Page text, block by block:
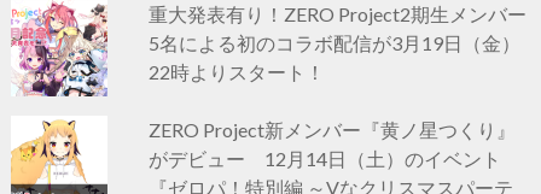
重大発表有り！ZERO Project2期生メンバー
5名による初のコラボ配信が3月19日（金）
22時よりスタート！
ZERO Project新メンバー『黄ノ星つくり』
がデビュー 12月14日（土）のイベント
『ゼロパ！特別編 ～Vなクリスマスパーテ